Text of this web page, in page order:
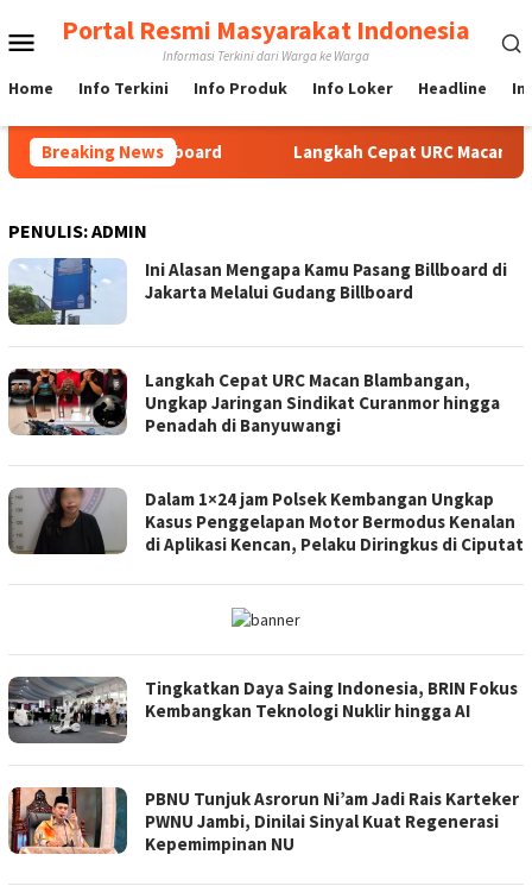
ke
Menu
Mobile
Portal Resmi Masyarakat Indonesia
Informasi Terkini dari Warga ke Warga
Home Info Terkini Info Produk Info Loker Headline
Breaking News
Gudang Billboard Langkah Cepat URC Macan
PENULIS:ADMIN
Ini Alasan Mengapa Kamu Pasang Billboard di
Jakarta Melalui Gudang Billboard
Langkah Cepat URC Macan Blambangan,
Ungkap Jaringan Sindikat Curanmor hingga
Penadah di Banyuwangi
Dalam 1×24 jam Polsek Kembangan Ungkap
Kasus Penggelapan Motor Bermodus Kenalan
di Aplikasi Kencan, Pelaku Diringkus di Ciputat
Tingkatkan Daya Saing Indonesia, BRIN Fokus
Kembangkan Teknologi Nuklir hingga AI
PBNU Tunjuk Asrorun Ni’am Jadi Rais Karteker
PWNU Jambi, Dinilai Sinyal Kuat Regenerasi
Kepemimpinan NU